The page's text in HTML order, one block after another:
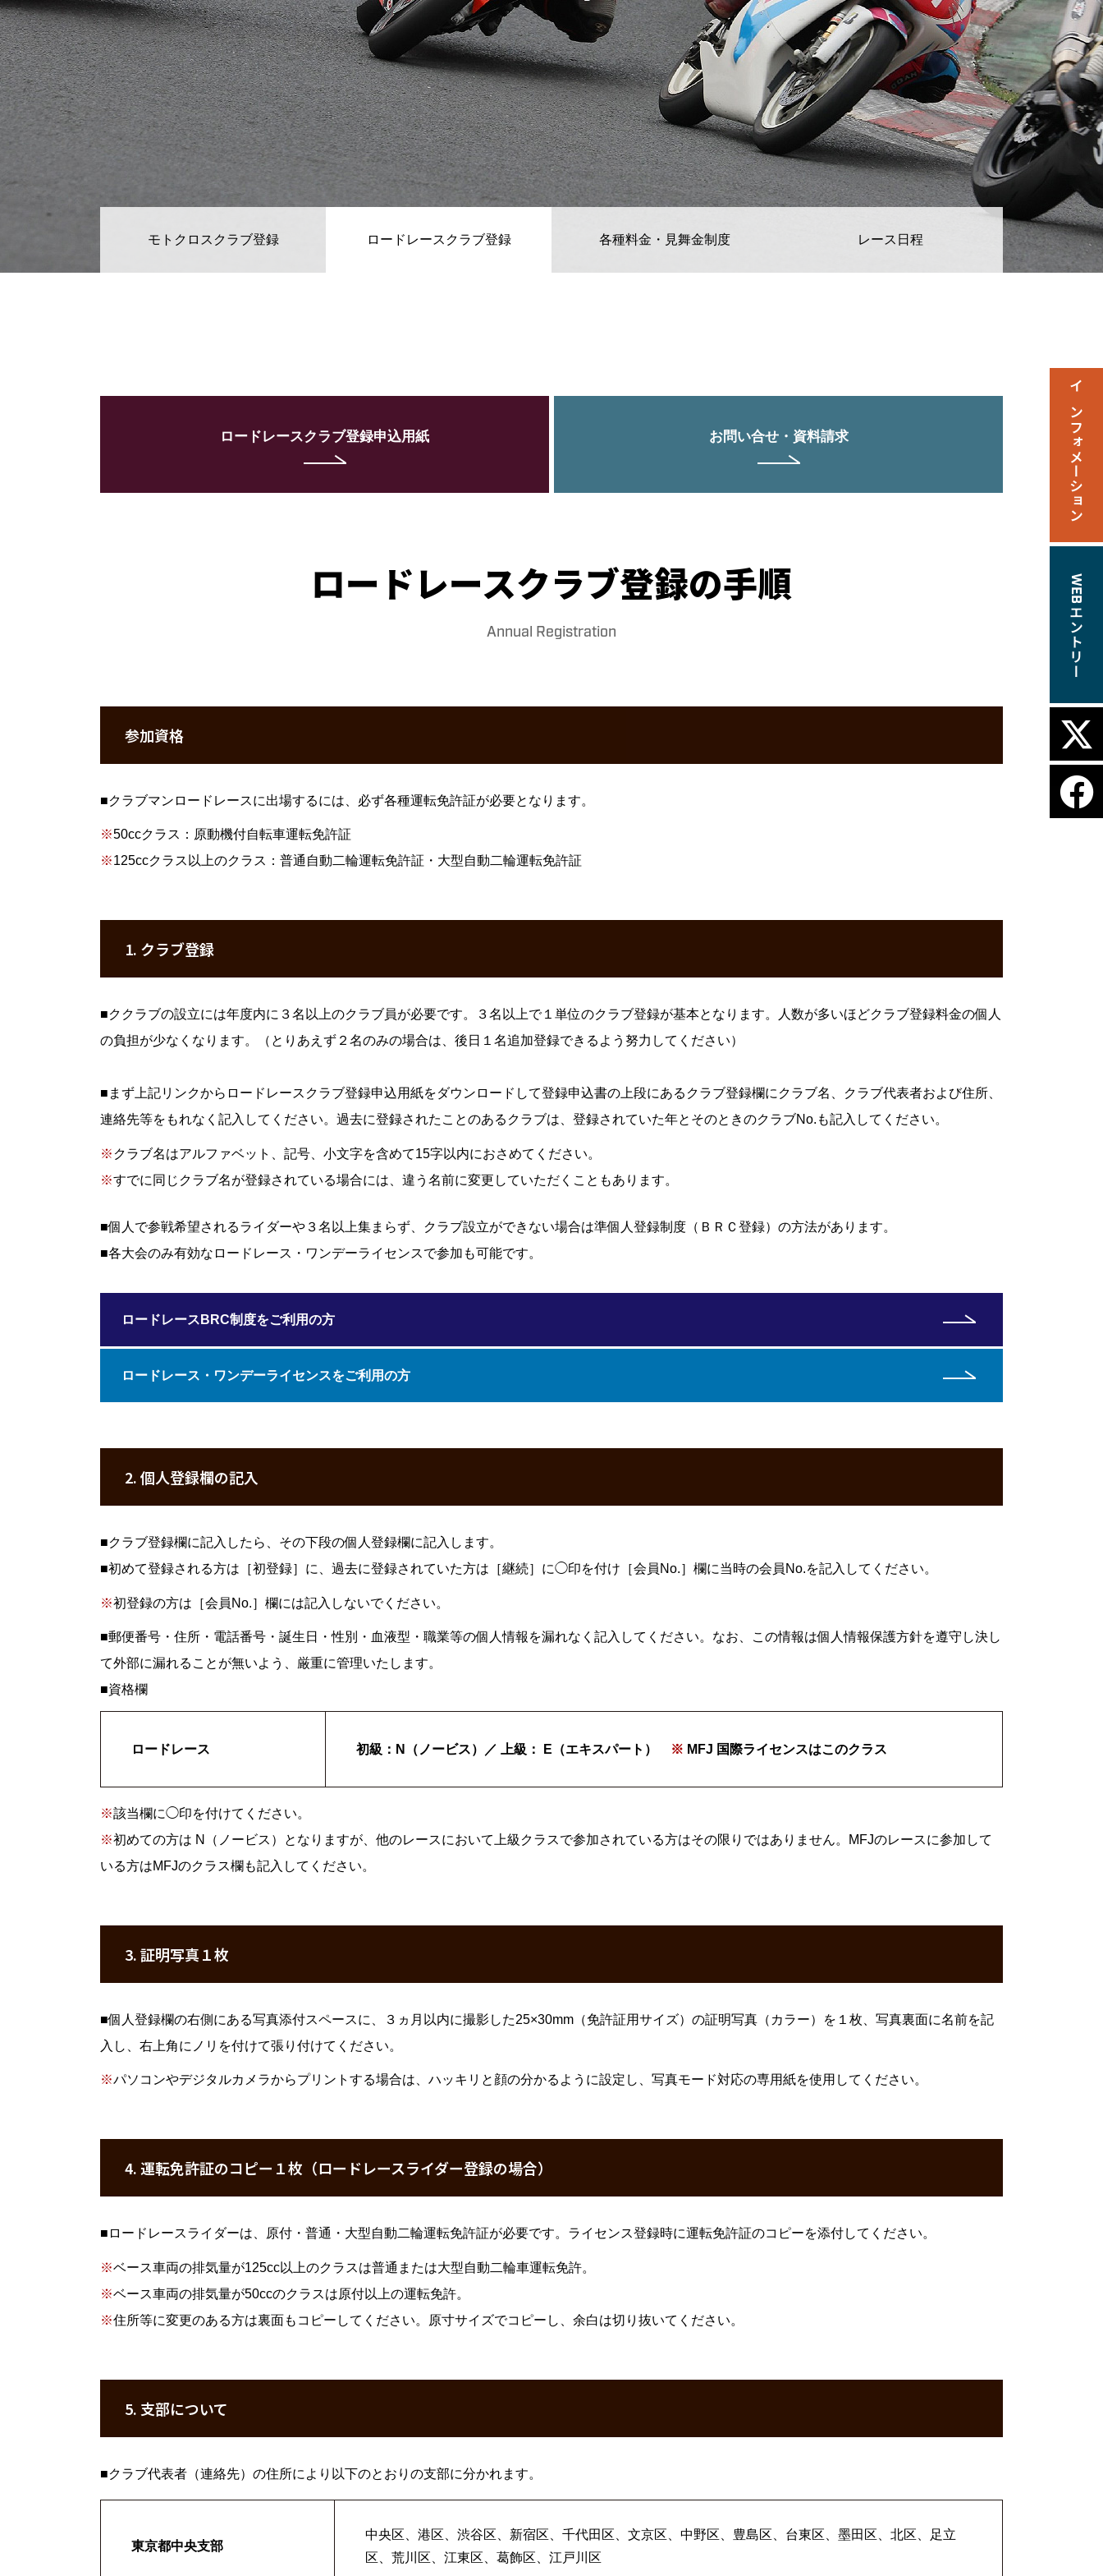
クラブマンロードレース
過去のレースアーカイブ
レース日程
お問い合せ・資料請求
ホーム インフォメーション 個人情報保護方針 facebook X
モトクロスクラブ登録 ロードレースクラブ登録 各種料金・見舞金制度 レース日程
ロードレースクラブ登録申込用紙 お問い合せ・資料請求
ロードレースクラブ登録の手順
Annual Registration
参加資格
■クラブマンロードレースに出場するには、必ず各種運転免許証が必要となります。
※50ccクラス：原動機付自転車運転免許証
※125ccクラス以上のクラス：普通自動二輪運転免許証・大型自動二輪運転免許証
1. クラブ登録
■ククラブの設立には年度内に３名以上のクラブ員が必要です。３名以上で１単位のクラブ登録が基本となります。人数が多いほどクラブ登録料金の個人
の負担が少なくなります。（とりあえず２名のみの場合は、後日１名追加登録できるよう努力してください）
■ まず上記リンクからロードレースクラブ登録申込用紙をダウンロードして登録申込書の上段にあるクラブ登録欄にクラブ名、クラブ代表者および住所、
連絡先等をもれなく記入してください。過去に登録されたことのあるクラブは、登録されていた年とそのときのクラブNo.も記入してください。
※ クラブ名はアルファベット、記号、小文字を含めて15字以内におさめてください。
※すでに同じクラブ名が登録されている場合には、違う名前に変更していただくこともあります。
■個人で参戦希望されるライダーや３名以上集まらず、クラブ設立ができない場合は準個人登録制度（ＢＲＣ登録）の方法があります。
■各大会のみ有効なロードレース・ワンデーライセンスで参加も可能です。
ロードレースBRC制度をご利用の方
ロードレース・ワンデーライセンスをご利用の方
2. 個人登録欄の記入
■クラブ登録欄に記入したら、その下段の個人登録欄に記入します。
■初めて登録される方は［初登録］に、過去に登録されていた方は［継続］に◯印を付け［会員No.］欄に当時の会員No.を記入してください。
※初登録の方は［会員No.］欄には記入しないでください。
■郵便番号・住所・電話番号・誕生日・性別・血液型・職業等の個人情報を漏れなく記入してください。なお、この情報は個人情報保護方針を遵守し決し
て外部に漏れることが無いよう、厳重に管理いたします。
■資格欄
ロードレース 初級：N（ノービス）／ 上級： E（エキスパート） ※ MFJ 国際ライセンスはこのクラス
※該当欄に◯印を付けてください。
※初めての方は N（ノービス）となりますが、他のレースにおいて上級クラスで参加されている方はその限りではありません。MFJのレースに参加して
いる方はMFJのクラス欄も記入してください。
3. 証明写真１枚
■個人登録欄の右側にある写真添付スペースに、３ヵ月以内に撮影した25×30mm（免許証用サイズ）の証明写真（カラー）を１枚、写真裏面に名前を記
入し、右上角にノリを付けて張り付けてください。
※パソコンやデジタルカメラからプリントする場合は、ハッキリと顔の分かるように設定し、写真モード対応の専用紙を使用してください。
4. 運転免許証のコピー１枚（ロードレースライダー登録の場合）
■ ロードレースライダーは、原付・普通・大型自動二輪運転免許証が必要です。ライセンス登録時に運転免許証のコピーを添付してください。
※ベース車両の排気量が125cc以上のクラスは普通または大型自動二輪車運転免許。
※ベース車両の排気量が50ccのクラスは原付以上の運転免許。
※住所等に変更のある方は裏面もコピーしてください。原寸サイズでコピーし、余白は切り抜いてください。
5. 支部について
■クラブ代表者（連絡先）の住所により以下のとおりの支部に分かれます。
東京都中央支部
中央区、港区、渋谷区、新宿区、千代田区、文京区、中野区、豊島区、台東区、墨田区、北区、足立
区、荒川区、江東区、葛飾区、江戸川区